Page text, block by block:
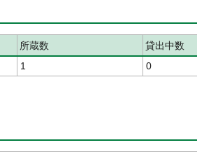
所蔵数
貸出中数
1 0